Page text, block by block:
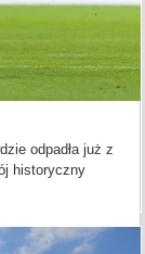
odpadła już z
historyczny